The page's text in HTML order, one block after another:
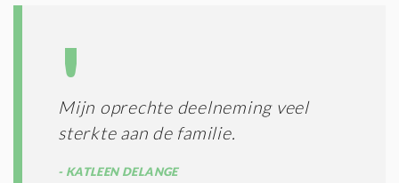
Mijn oprechte deelneming veel
sterkte aan de familie.
KATLEEN DELANGE